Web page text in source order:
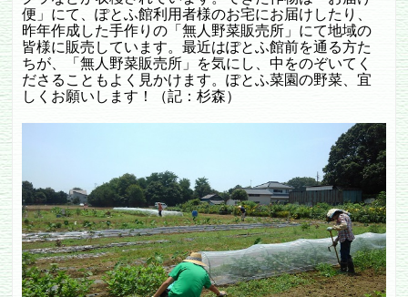
便」にて、ぽとふ館利用者様のお宅にお届けしたり、
昨年作成した手作りの「無人野菜販売所」にて地域の
皆様に販売しています。最近はぽとふ館前を通る方た
ちが、「無人野菜販売所」を気にし、中をのぞいてく
ださることもよく見かけます。ぽとふ菜園の野菜、宜
しくお願いします！（記：杉森）